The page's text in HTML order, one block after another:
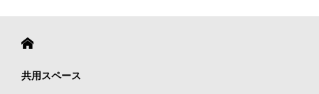
共用スペース